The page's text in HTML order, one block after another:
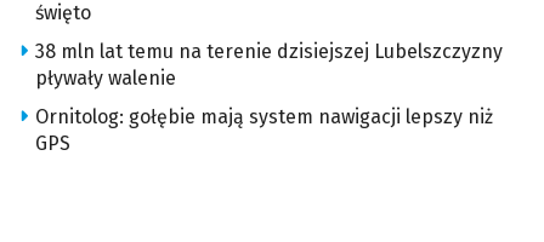
święto
38 mln lat temu na terenie dzisiejszej Lubelszczyzny
pływały walenie
Ornitolog: gołębie mają system nawigacji lepszy niż
GPS